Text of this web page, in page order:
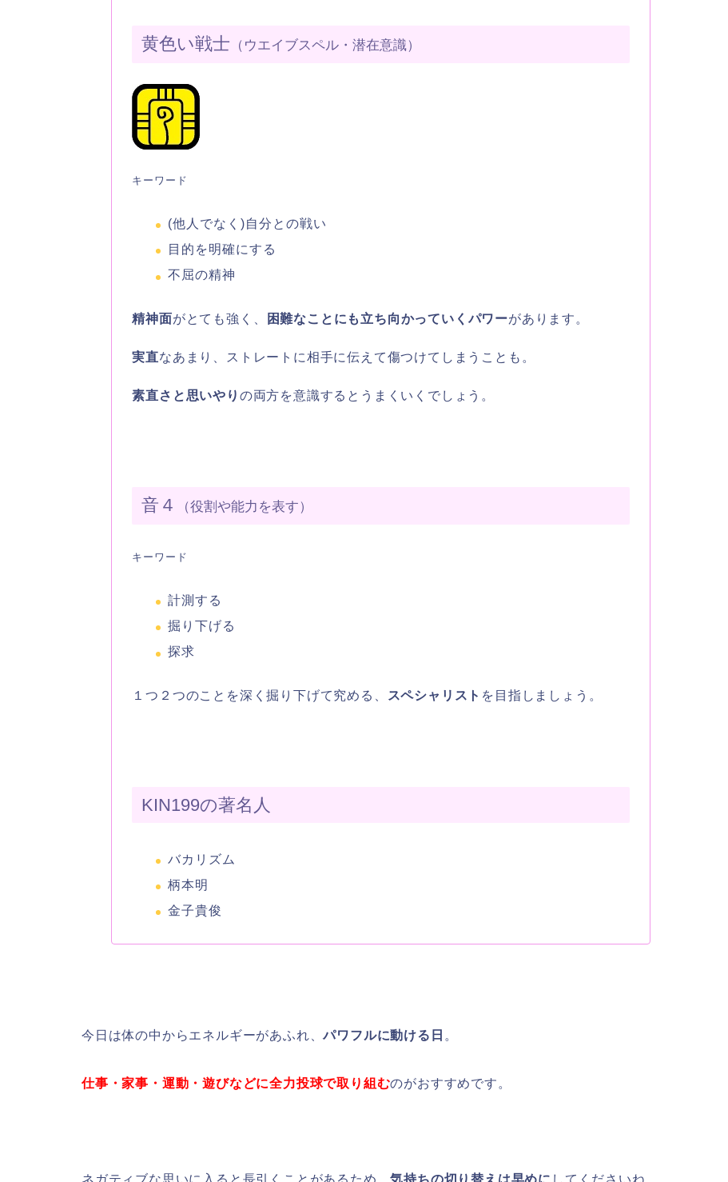
黄色い戦士 （ウエイブスペル・潜在意識）
キーワード
(他人でなく)自分との戦い
目的を明確にする
不屈の精神
精神面がとても強く、 困難なことにも立ち向かっていくパワーがあります。
実直なあまり、ストレートに相手に伝えて傷つけてしまうことも。
素直さと思いやり の両方を意識するとうまくいくでしょう。
音４ （役割や能力を表す）
キーワード
計測する
掘り下げる
探求
１つ２つのことを深く掘り下げて究める、 スペシャリスト を目指しましょう。
KIN199の著名人
バカリズム
柄本明
金子貴俊
今日は体の中からエネルギーがあふれ、パワフルに動ける日 。
仕事・家事・運動・遊びなどに全力投球で取り組むのがおすすめです。
ネガティブな思いに入ると長引くことがあるため、気持ちの切り替えは早めに してくださいね。